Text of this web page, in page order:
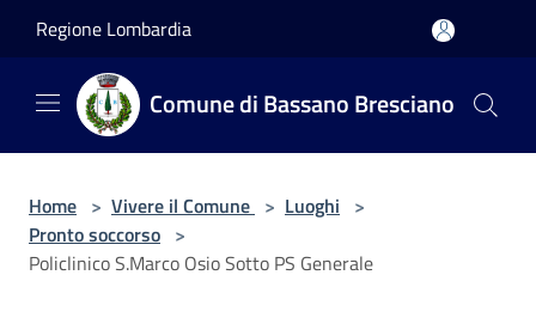
Regione Lombardia
Comune di Bassano Bresciano
Home > Vivere il Comune > Luoghi >
Pronto soccorso >
Policlinico S.Marco Osio Sotto PS Generale